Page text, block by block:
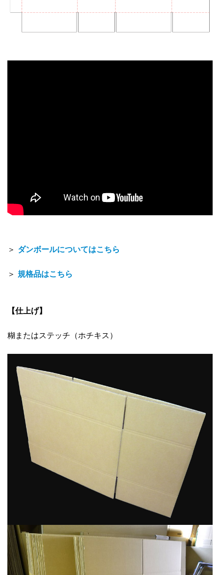
＞ ダンボールについてはこちら
＞ 規格品はこちら
【仕上げ】
糊またはステッチ（ホチキス）